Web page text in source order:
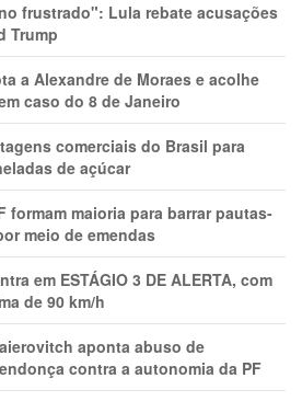
frustrado": Lula rebate acusações
Trump
a Alexandre de Moraes e acolhe
caso do 8 de Janeiro
comerciais do Brasil para
de açúcar
formam maioria para barrar pautas-
meio de emendas
em ESTÁGIO 3 DE ALERTA, com
de 90 km/h
aponta abuso de
contra a autonomia da PF